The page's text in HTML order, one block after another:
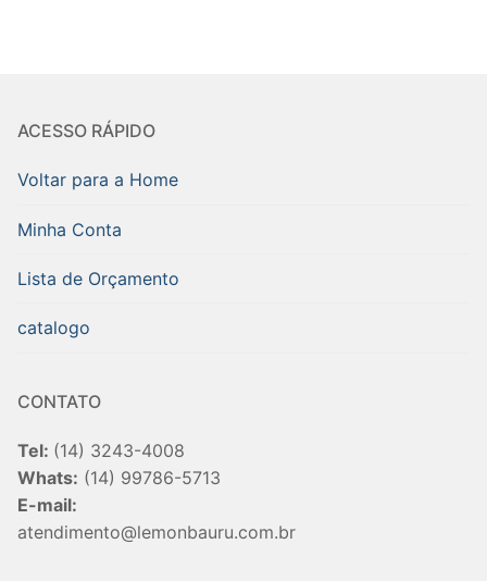
ACESSO RÁPIDO
Voltar para a Home
Minha Conta
Lista de Orçamento
catalogo
CONTATO
Tel: (14) 3243-4008
Whats: (14) 99786-5713
E-mail:
atendimento@lemonbauru.com.br